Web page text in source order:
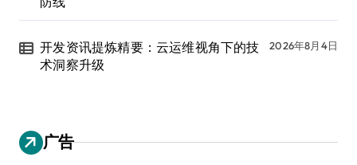
开发资讯提炼精要：云运维视角下的技
术洞察升级
2026年8月4日
广告